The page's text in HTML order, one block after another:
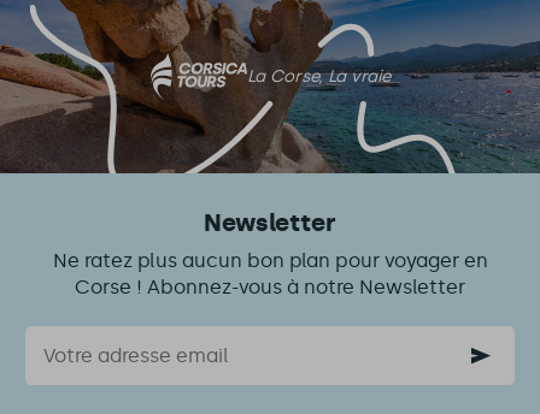
La Corse, La vraie
Newsletter
Ne ratez plus aucun bon plan pour voyager en
Corse ! Abonnez-vous à notre Newsletter
Courriel